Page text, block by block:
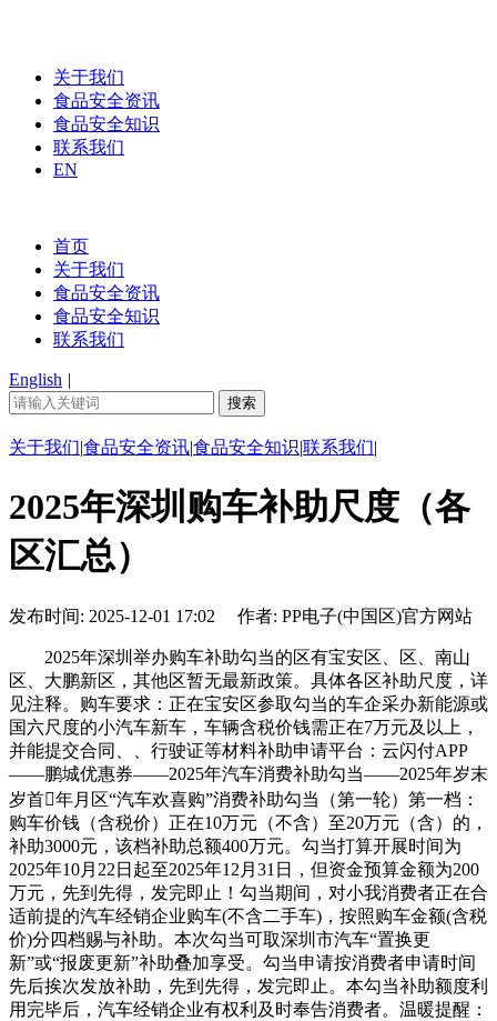
关于我们
食品安全资讯
食品安全知识
联系我们
EN
首页
关于我们
食品安全资讯
食品安全知识
联系我们
English |
关于我们|食品安全资讯|食品安全知识|联系我们|
2025年深圳购车补助尺度（各
区汇总）
发布时间: 2025-12-01 17:02 作者: PP电子(中国区)官方网站
2025年深圳举办购车补助勾当的区有宝安区、区、南山
区、大鹏新区，其他区暂无最新政策。具体各区补助尺度，详
见注释。购车要求：正在宝安区参取勾当的车企采办新能源或
国六尺度的小汽车新车，车辆含税价钱需正在7万元及以上，
并能提交合同、、行驶证等材料补助申请平台：云闪付APP
——鹏城优惠券——2025年汽车消费补助勾当——2025年岁末
岁首年月区“汽车欢喜购”消费补助勾当（第一轮）第一档：
购车价钱（含税价）正在10万元（不含）至20万元（含）的，
补助3000元，该档补助总额400万元。勾当打算开展时间为
2025年10月22日起至2025年12月31日，但资金预算金额为200
万元，先到先得，发完即止！勾当期间，对小我消费者正在合
适前提的汽车经销企业购车(不含二手车)，按照购车金额(含税
价)分四档赐与补助。本次勾当可取深圳市汽车“置换更
新”或“报废更新”补助叠加享受。勾当申请按消费者申请时间
先后挨次发放补助，先到先得，发完即止。本勾当补助额度利
用完毕后，汽车经销企业有权利及时奉告消费者。温暖提醒：